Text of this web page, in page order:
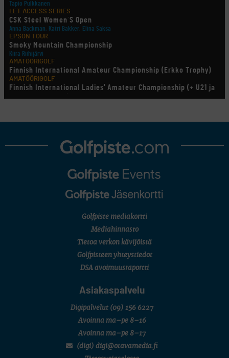
Tapio Pulkkanen
LET ACCESS SERIES
CSK Steel Women´S Open
Anna Backman, Katri Bakker, Elina Saksa
EPSON TOUR
Smoky Mountain Championship
Kiira Riihijärvi
AMATÖÖRIGOLF
Finnish International Amateur Championship (Erkko Trophy)
AMATÖÖRIGOLF
Finnish International Ladies' Amateur Championship (+ U21 ja
U18/FJT/Aulanko)
LEGENDS TOUR
U.S. Women's Amateur Championship
Eeli Krankka, Lionel Mutikainen
Kivitippu Classic Invitational 2026
SM-reikäpeli (M50/Kymen Golf)
7 (U18 ja U21/pojat/Tahko)
Golfpiste mediakortti
Mediahinnasto
Tietoa verkon kävijöistä
Golfpisteen yhteystiedot
DSA avoimuusraportti
Asiakaspalvelu
Digipalvelut (09) 156 6227
Avoinna ma–pe 8–16
Avoinna ma–pe 8–17
(digi) digi@otavamedia.fi